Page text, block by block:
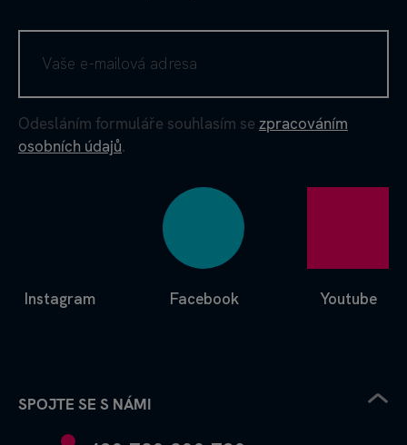
Odesláním formuláře souhlasím se zpracováním
osobních údajů.
Facebook
Instagram Youtube
SPOJTE SE S NÁMI